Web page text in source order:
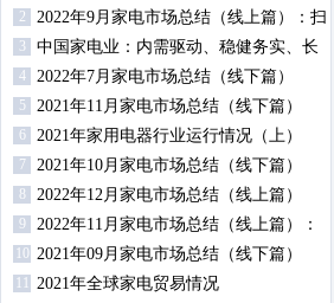
扫地机器人零售额规模同比逆势增长
2
2022年9月家电市场总结（线上篇）：扫
地机器人高端占比提升
3
中国家电业：内需驱动、稳健务实、长
期向好
4 2022年7月家电市场总结（线下篇）
5 2021年11月家电市场总结（线下篇）
6 2021年家用电器行业运行情况（上）
7 2021年10月家电市场总结（线下篇）
8 2022年12月家电市场总结（线上篇）
9
2022年11月家电市场总结（线上篇）：
厨、小、环电各品类零售规模均下降
10 2021年09月家电市场总结（线下篇）
2021年全球家电贸易情况